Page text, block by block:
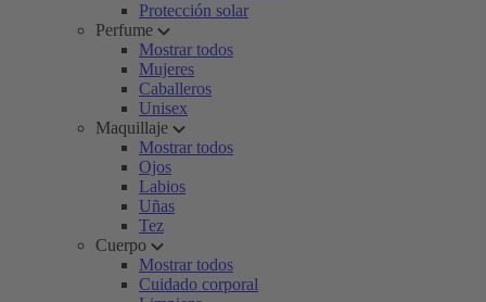
Protección solar
Perfume
Mostrar todos
Mujeres
Caballeros
Unisex
Maquillaje
Mostrar todos
Ojos
Labios
Uñas
Tez
Cuerpo
Mostrar todos
Cuidado corporal